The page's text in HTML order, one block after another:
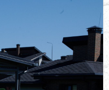
И ДИЗАЙНЕРАМ